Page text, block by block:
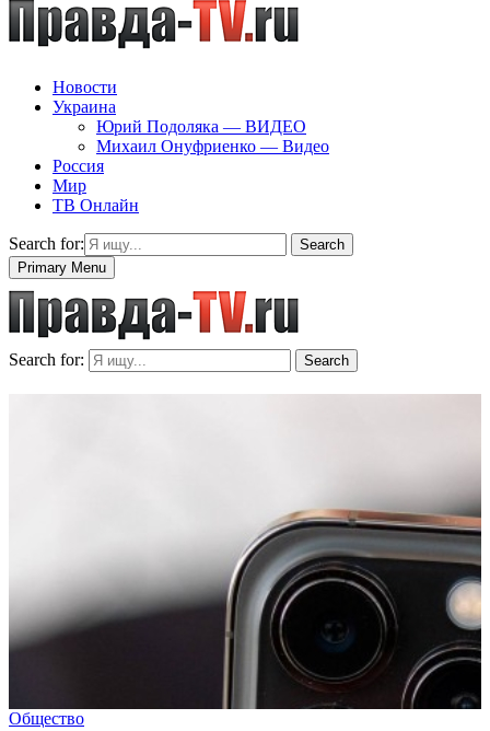
Новости
Украина
Юрий Подоляка — ВИДЕО
Михаил Онуфриенко — Видео
Россия
Мир
ТВ Онлайн
Search for:
Search
Primary Menu
Search for: Search
Общество